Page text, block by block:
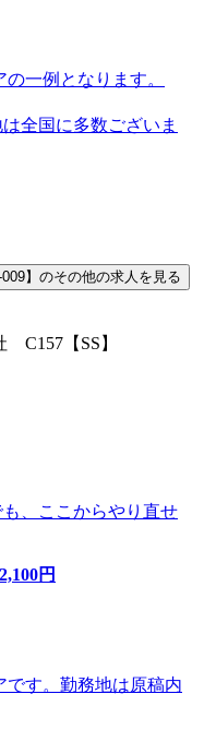
一例となります。
全国に多数ございま
】のその他の求人を見る
C157【SS】
、ここからやり直せ
円
す。勤務地は原稿内